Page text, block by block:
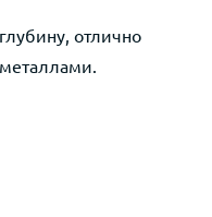
отлично